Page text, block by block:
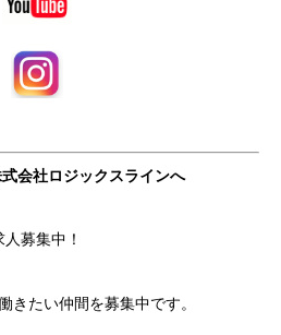
会社ロジックスラインへ
募集中！
きたい仲間を募集中です。